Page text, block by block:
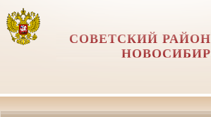
СОВЕТСКИЙ